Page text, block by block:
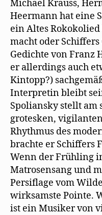
Michael Krauss,
Heermann hat eine
ein Altes
macht oder
Gedichte von Franz
er allerdings auch
Kintopp?)
Interpretin bleibt
Spoliansky stellt am
grotesken,
Rhythmus des
brachte er Schiffers
Wenn der Frühling
Matrosensang und
Persiflage vom
wirksamste Pointe.
ist ein Musiker von